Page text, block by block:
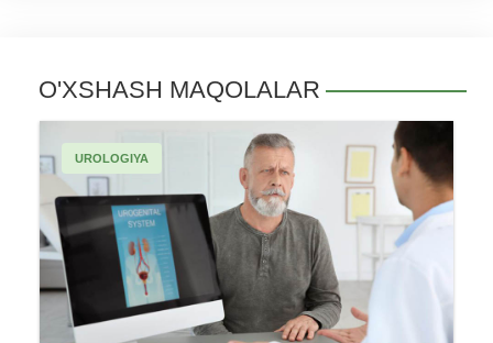
O'XSHASH MAQOLALAR
UROLOGIYA